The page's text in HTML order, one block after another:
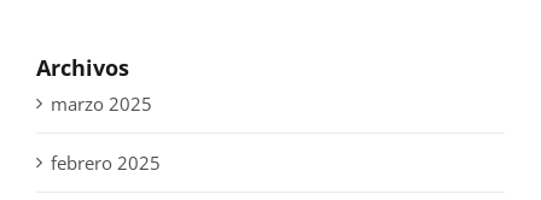
Archivos
marzo 2025
febrero 2025